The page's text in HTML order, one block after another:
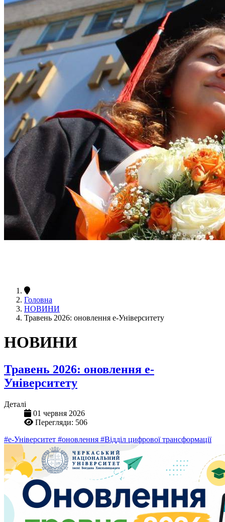
Головна
НОВИНИ
Травень 2026: оновлення е-Університету
НОВИНИ
Травень 2026: оновлення е-
Університету
Деталі
01 червня 2026
Перегляди: 506
#е-Університет #оновлення #Відділ цифрової трансформації